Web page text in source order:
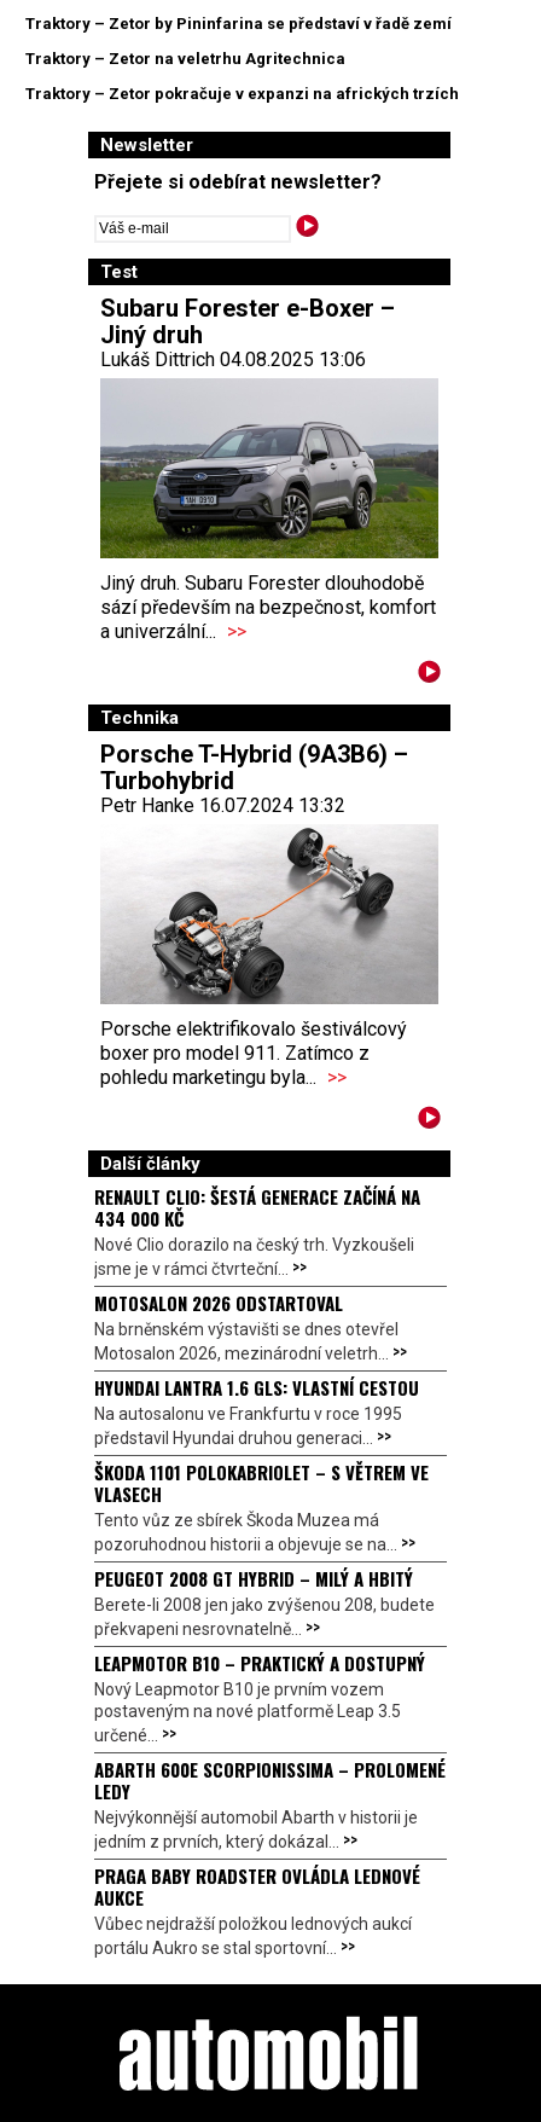
Traktory – Zetor by Pininfarina se představí v řadě zemí
Traktory – Zetor na veletrhu Agritechnica
Traktory – Zetor pokračuje v expanzi na afrických trzích
Newsletter
Přejete si odebírat newsletter?
Test
Subaru Forester e-Boxer –
Jiný druh
Lukáš Dittrich 04.08.2025 13:06
Jiný druh. Subaru Forester dlouhodobě
sází především na bezpečnost, komfort
a univerzální... >>
Technika
Porsche T-Hybrid (9A3B6) –
Turbohybrid
Petr Hanke 16.07.2024 13:32
Porsche elektrifikovalo šestiválcový
boxer pro model 911. Zatímco z
pohledu marketingu byla... >>
Další články
RENAULT CLIO: ŠESTÁ GENERACE ZAČÍNÁ NA
434 000 KČ
Nové Clio dorazilo na český trh. Vyzkoušeli
jsme je v rámci čtvrteční... >>
MOTOSALON 2026 ODSTARTOVAL
Na brněnském výstavišti se dnes otevřel
Motosalon 2026, mezinárodní veletrh... >>
HYUNDAI LANTRA 1.6 GLS: VLASTNÍ CESTOU
Na autosalonu ve Frankfurtu v roce 1995
představil Hyundai druhou generaci... >>
ŠKODA 1101 POLOKABRIOLET – S VĚTREM VE
VLASECH
Tento vůz ze sbírek Škoda Muzea má
pozoruhodnou historii a objevuje se na... >>
PEUGEOT 2008 GT HYBRID – MILÝ A HBITÝ
Berete-li 2008 jen jako zvýšenou 208, budete
překvapeni nesrovnatelně... >>
LEAPMOTOR B10 – PRAKTICKÝ A DOSTUPNÝ
Nový Leapmotor B10 je prvním vozem
postaveným na nové platformě Leap 3.5
určené... >>
ABARTH 600E SCORPIONISSIMA – PROLOMENÉ
LEDY
Nejvýkonnější automobil Abarth v historii je
jedním z prvních, který dokázal... >>
PRAGA BABY ROADSTER OVLÁDLA LEDNOVÉ
AUKCE
Vůbec nejdražší položkou lednových aukcí
portálu Aukro se stal sportovní... >>